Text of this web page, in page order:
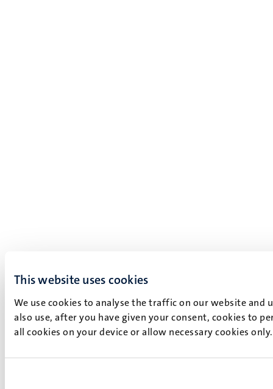
This website uses cookies
We use cookies to analyse the traffic on our website and
also use, after you have given your consent, cookies to
all cookies on your device or allow necessary cookies